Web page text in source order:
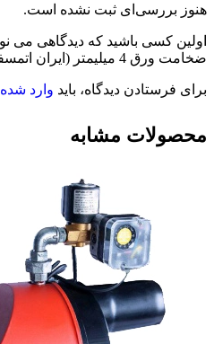
هنوز بررسی‌ای ثبت نشده است.
ضخامت ورق 4 میلیمتر (ایران اتمسفر)”
برای فرستادن دیدگاه، باید وارد شده
محصولات مشابه